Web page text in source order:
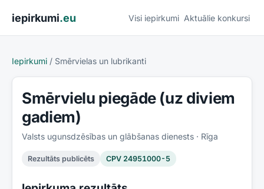
iepirkumi.eu Visi iepirkumi Aktuālie konkursi
Iepirkumi / Smērvielas un lubrikanti
Smērvielu piegāde (uz diviem
gadiem)
Valsts ugunsdzēsības un glābšanas dienests · Rīga
Rezultāts publicēts CPV 24951000-5